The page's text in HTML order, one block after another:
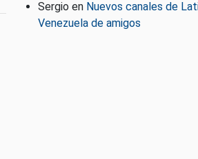
Sergio en Nuevos canales de
Venezuela de amigos